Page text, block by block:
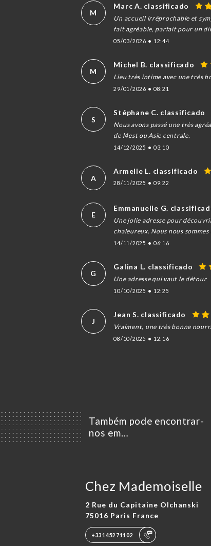
M
Marc A. classificado
Un accueil irréprochable et
fait agréable, parfait pour un
05/03/2026 • 12:44
M
Michel B. classificado
Lieu très intime avec une très
29/01/2026 • 08:21
S
Stéphane C. classificado
Nous avons passé une très
de l4est ou Asie centrale.
14/12/2025 • 03:10
A
Armelle L. classificado
28/11/2025 • 09:22
E
Emmanuelle G.
Une jolie adresse pour
chaleureux. Nous nous
14/11/2025 • 06:16
G
Galina L. classificado
Une adresse qui vaut le détour
10/10/2025 • 12:25
J
Jean S. classificado
Vraiment, une très bonne
08/10/2025 • 12:16
Também pode encontrar-
nos em…
Chez Mademoiselle
2 Rue du Capitaine Olchanski
75016 Paris France
+33145271102